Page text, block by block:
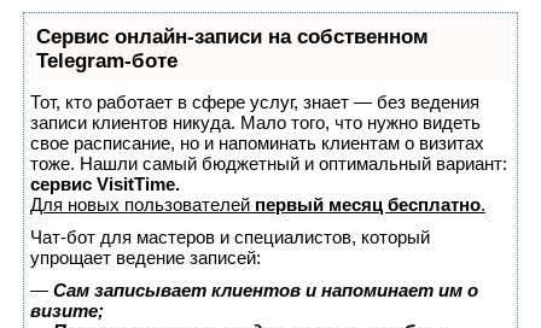
Сервис онлайн-записи на собственном
Telegram-боте
Тот, кто работает в сфере услуг, знает — без ведения
записи клиентов никуда. Мало того, что нужно видеть
свое расписание, но и напоминать клиентам о визитах
тоже. Нашли самый бюджетный и оптимальный вариант:
сервис VisitTime.
Для новых пользователей первый месяц бесплатно.
Чат-бот для мастеров и специалистов, который
упрощает ведение записей:
— Сам записывает клиентов и напоминает им о
визите;